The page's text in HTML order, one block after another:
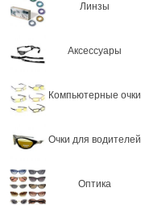
Линзы
Аксессуары
Компьютерные очки
Очки для водителей
Оптика